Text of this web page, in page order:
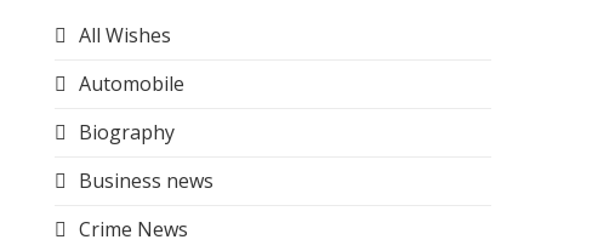
All Wishes
Automobile
Biography
Business news
Crime News